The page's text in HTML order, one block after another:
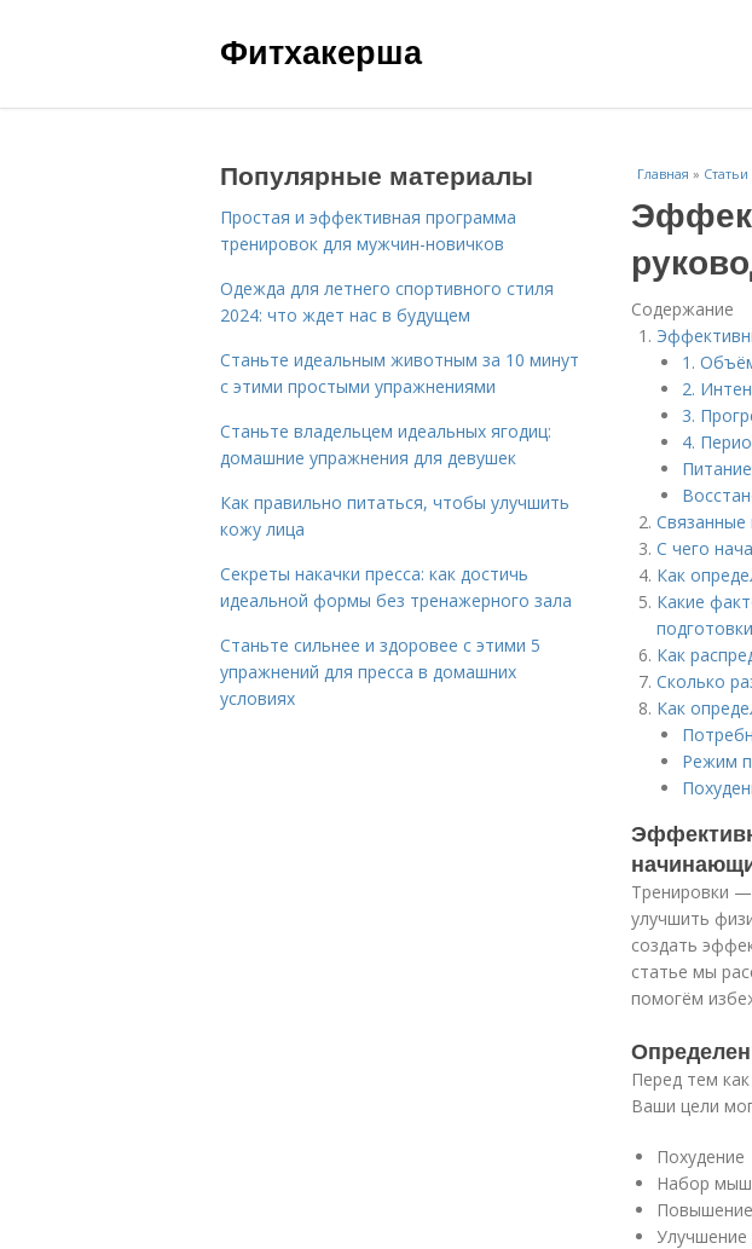
Фитхакерша
Главная » Статьи
Содержание
1.
2.
3.
4.
Питание
С чего
Как
Какие
Как
Сколько
Как
Режим
Тренировки
улучшить
создать
статье мы
помогём
Перед тем
Ваши цели
Похудение
Набор
Популярные материалы
Простая и эффективная программа
тренировок для мужчин-новичков
Одежда для летнего спортивного стиля
2024: что ждет нас в будущем
Станьте идеальным животным за 10 минут
с этими простыми упражнениями
Станьте владельцем идеальных ягодиц:
домашние упражнения для девушек
Как правильно питаться, чтобы улучшить
кожу лица
Секреты накачки пресса: как достичь
идеальной формы без тренажерного зала
Станьте сильнее и здоровее с этими 5
упражнений для пресса в домашних
условиях